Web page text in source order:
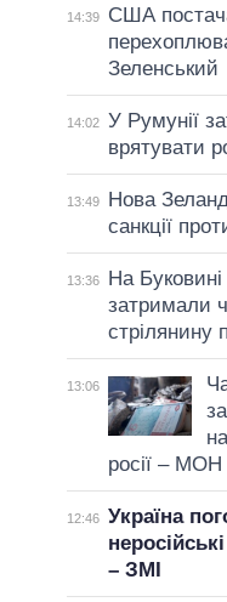
14:39
США
Зеленський
14:02 У Румунії
врятувати
13:49
Нова
санкції
13:36
На Буковині
затримали
стрілянину
13:06
росії – МОН
12:46 Україна
– ЗМІ